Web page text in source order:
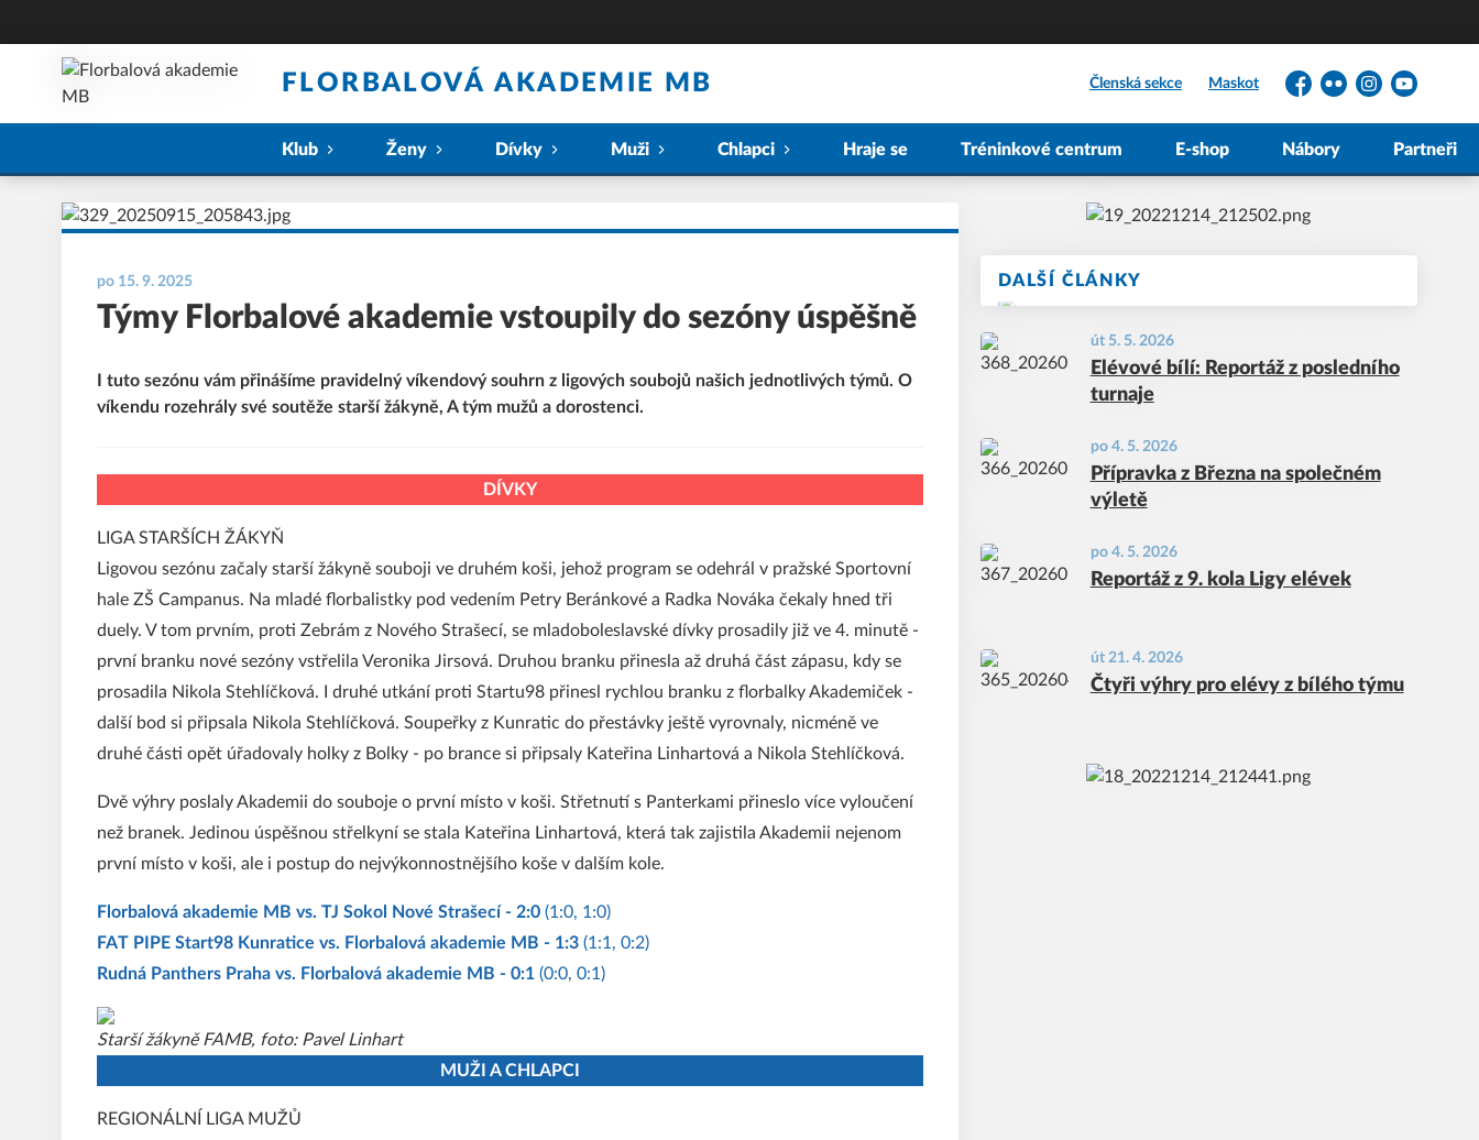
FLORBALOVÁ AKADEMIE MB Členská sekce Maskot
Facebook
FlickrInstagramYouTube
Klub Ženy Dívky Muži Chlapci Hraje se Tréninkové centrum E-shop Nábory Partneři
DALŠÍ ČLÁNKY
út 5. 5. 2026
Elévové bílí: Reportáž z posledního
turnaje
po 4. 5. 2026
Přípravka z Března na společném
výletě
po 4. 5. 2026
Reportáž z 9. kola Ligy elévek
út 21. 4. 2026
Čtyři výhry pro elévy z bílého týmu
po 15. 9. 2025
Týmy Florbalové akademie vstoupily do sezóny úspěšně
I tuto sezónu vám přinášíme pravidelný víkendový souhrn z ligových soubojů našich jednotlivých týmů. O
víkendu rozehrály své soutěže starší žákyně, A tým mužů a dorostenci.
DÍVKY
LIGA STARŠÍCH ŽÁKYŇ
Ligovou sezónu začaly starší žákyně souboji ve druhém koši, jehož program se odehrál v pražské Sportovní
hale ZŠ Campanus. Na mladé florbalistky pod vedením Petry Beránkové a Radka Nováka čekaly hned tři
duely. V tom prvním, proti Zebrám z Nového Strašecí, se mladoboleslavské dívky prosadily již ve 4. minutě -
první branku nové sezóny vstřelila Veronika Jirsová. Druhou branku přinesla až druhá část zápasu, kdy se
prosadila Nikola Stehlíčková. I druhé utkání proti Startu98 přinesl rychlou branku z florbalky Akademiček -
další bod si připsala Nikola Stehlíčková. Soupeřky z Kunratic do přestávky ještě vyrovnaly, nicméně ve
druhé části opět úřadovaly holky z Bolky - po brance si připsaly Kateřina Linhartová a Nikola Stehlíčková.
Dvě výhry poslaly Akademii do souboje o první místo v koši. Střetnutí s Panterkami přineslo více vyloučení
než branek. Jedinou úspěšnou střelkyní se stala Kateřina Linhartová, která tak zajistila Akademii nejenom
první místo v koši, ale i postup do nejvýkonnostnějšího koše v dalším kole.
Florbalová akademie MB vs. TJ Sokol Nové Strašecí - 2:0 (1:0, 1:0)
FAT PIPE Start98 Kunratice vs. Florbalová akademie MB - 1:3 (1:1, 0:2)
Rudná Panthers Praha vs. Florbalová akademie MB - 0:1 (0:0, 0:1)
Starší žákyně FAMB, foto: Pavel Linhart
MUŽI A CHLAPCI
REGIONÁLNÍ LIGA MUŽŮ